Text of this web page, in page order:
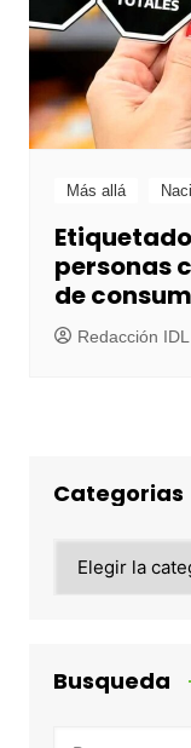
Más allá
personas
de
Redacción IDL
Categorias
Busqueda